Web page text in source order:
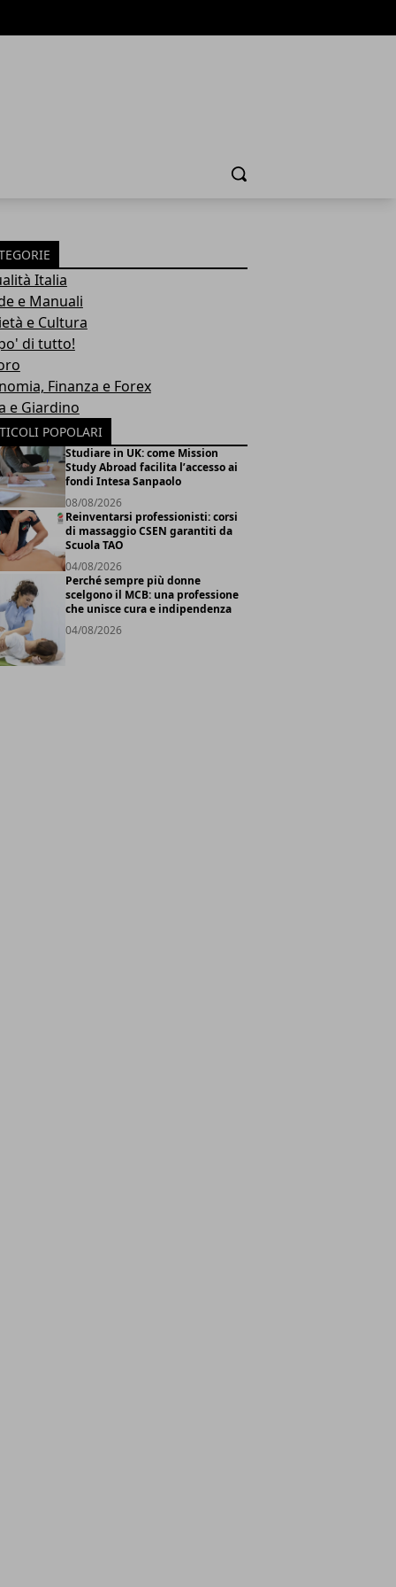
Cerca
Italia
e Manuali
e Cultura
di tutto!
Finanza e Forex
e Giardino
POPOLARI
Studiare in UK: come Mission
Study Abroad facilita l’accesso ai
fondi Intesa Sanpaolo
08/08/2026
Reinventarsi professionisti: corsi
di massaggio CSEN garantiti da
Scuola TAO
04/08/2026
Perché sempre più donne
scelgono il MCB: una professione
che unisce cura e indipendenza
04/08/2026